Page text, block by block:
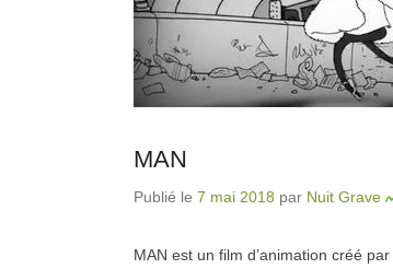
MAN
Publié le 7 mai 2018 par Nuit Grave
MAN est un film d’animation créé